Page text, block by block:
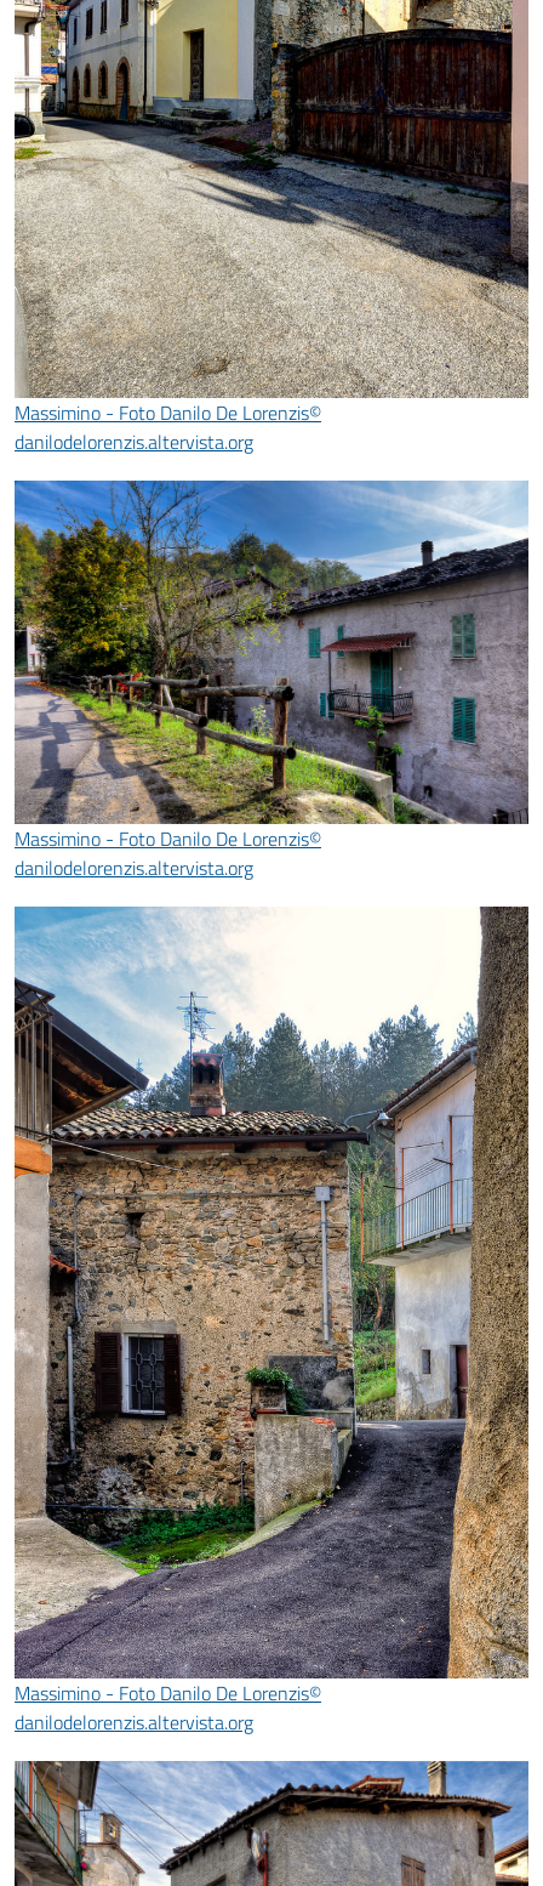
Massimino - Foto Danilo De Lorenzis©
danilodelorenzis.altervista.org
Massimino - Foto Danilo De Lorenzis©
danilodelorenzis.altervista.org
Massimino - Foto Danilo De Lorenzis©
danilodelorenzis.altervista.org